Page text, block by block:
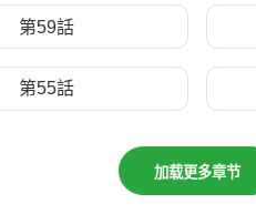
第59話
第55話
加载更多章节